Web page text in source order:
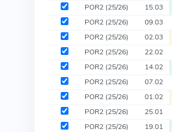
POR2 (25/26) 15.03
POR2 (25/26) 09.03
POR2 (25/26) 02.03
POR2 (25/26) 22.02
POR2 (25/26) 14.02
POR2 (25/26) 07.02
POR2 (25/26) 01.02
POR2 (25/26) 25.01
POR2 (25/26) 19.01